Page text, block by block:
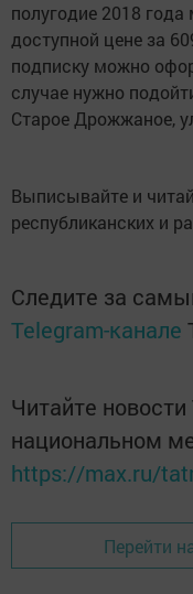
полугодие 2018
доступной цене за
подписку можно
случае нужно
Старое Дрожжаное,
Выписывайте и
республиканских и
Следите за
Telegram-канале
Читайте новости
национальном
https://max.ru/
Перейти